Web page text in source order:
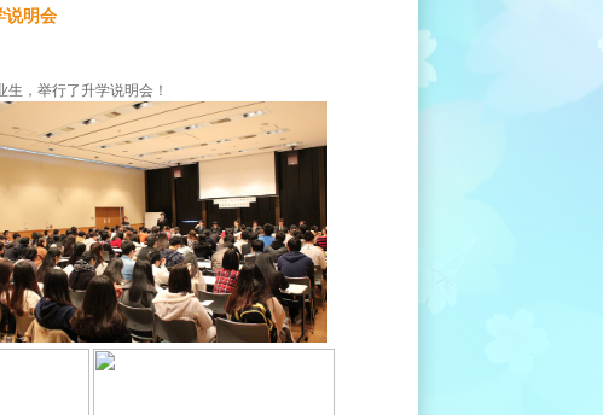
说明会
生，举行了升学说明会！